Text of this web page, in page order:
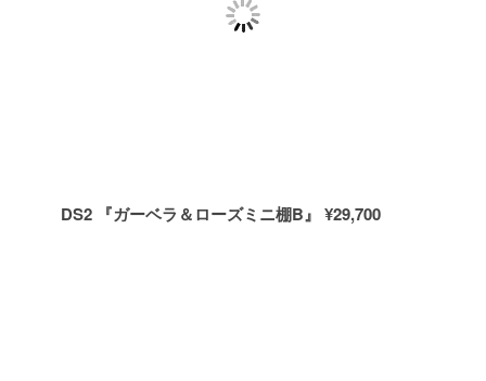
DS2 『ガーベラ＆ローズミニ棚B』 ¥29,700